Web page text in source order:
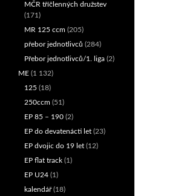
MČR tříčlenných družstev
(171)
MR 125 ccm (205)
přebor jednotlivců (284)
Přebor jednotlivců/1. liga (2)
ME (1 132)
125 (18)
250ccm (51)
EP 85 – 190 (2)
EP do devatenácti let (23)
EP dvojic do 19 let (12)
EP flat track (1)
EP U24 (1)
kalendář(18)